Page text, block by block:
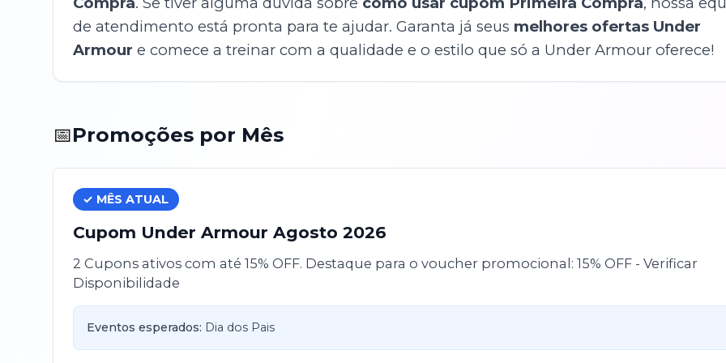
de atendimento está pronta para te ajudar. Garanta já seus melhores ofertas Under
Armour e comece a treinar com a qualidade e o estilo que só a Under Armour oferece!
📅Promoções por Mês
✓ MÊS ATUAL
Cupom Under Armour Agosto 2026
2 Cupons ativos com até 15% OFF. Destaque para o voucher promocional: 15% OFF - Verificar
Disponibilidade
Eventos esperados: Dia dos Pais